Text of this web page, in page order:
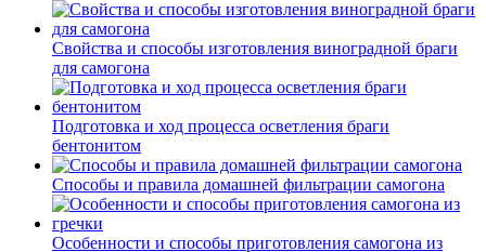
Свойства и способы изготовления виноградной браги
для самогона
Подготовка и ход процесса осветления браги
бентонитом
Способы и правила домашней фильтрации самогона
Особенности и способы приготовления самогона из